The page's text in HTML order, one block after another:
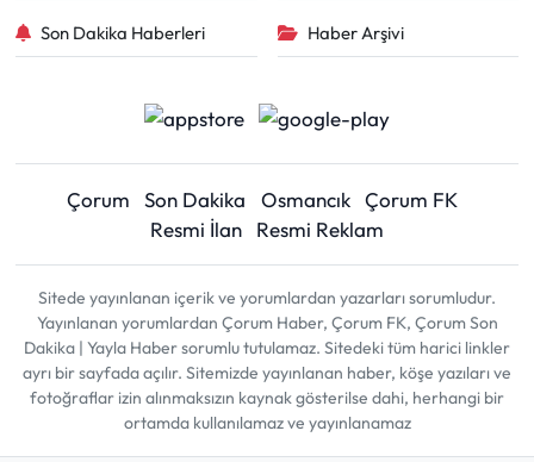
Son Dakika Haberleri Haber Arşivi
Çorum Son Dakika Osmancık Çorum FK
Resmi İlan
Resmi Reklam
Sitede yayınlanan içerik ve yorumlardan yazarları sorumludur.
Yayınlanan yorumlardan Çorum Haber, Çorum FK, Çorum Son
Dakika | Yayla Haber sorumlu tutulamaz. Sitedeki tüm harici linkler
ayrı bir sayfada açılır. Sitemizde yayınlanan haber, köşe yazıları ve
fotoğraflar izin alınmaksızın kaynak gösterilse dahi, herhangi bir
ortamda kullanılamaz ve yayınlanamaz